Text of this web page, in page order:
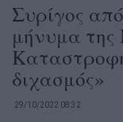
Συρίγος
μήνυμα της
διχασμός»
29/10/2022 08:32